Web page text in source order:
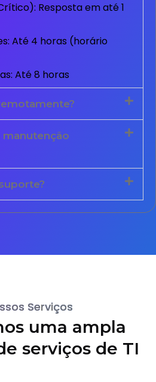
Resposta em até 1
Até 4 horas (horário
Até 8 horas
manutenção
Serviços
uma ampla
serviços de TI